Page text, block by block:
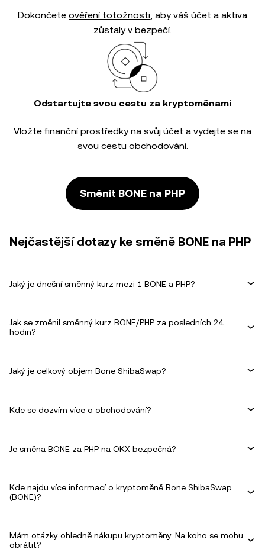
Dokončete ověření totožnosti, aby váš účet a aktiva
zůstaly v bezpečí.
Odstartujte svou cestu za kryptoměnami
Vložte finanční prostředky na svůj účet a vydejte se na
svou cestu obchodování.
Směnit BONE na PHP
Nejčastější dotazy ke směně BONE na PHP
Jaký je dnešní směnný kurz mezi 1 BONE a PHP?
Jak se změnil směnný kurz BONE/PHP za posledních 24
hodin?
Jaký je celkový objem Bone ShibaSwap?
Kde se dozvím více o obchodování?
Je směna BONE za PHP na OKX bezpečná?
Kde najdu více informací o kryptoměně Bone ShibaSwap
(BONE)?
Mám otázky ohledně nákupu kryptoměny. Na koho se mohu
obrátit?